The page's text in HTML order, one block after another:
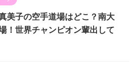
美子の空手道場はどこ？南大
！世界チャンピオン輩出して